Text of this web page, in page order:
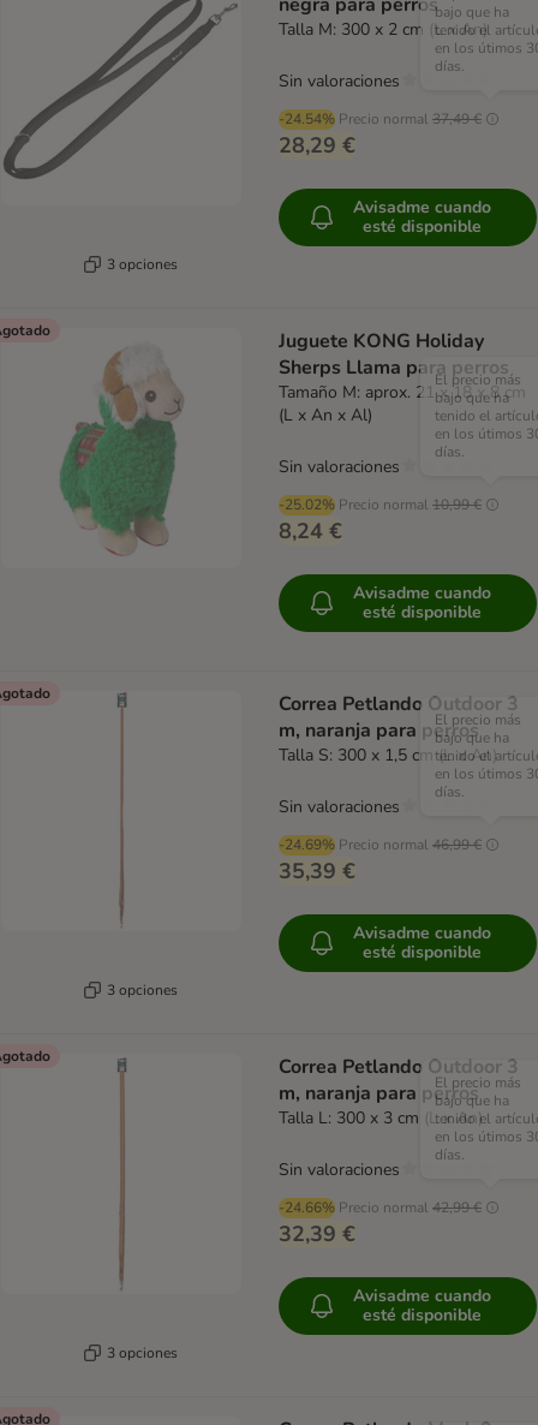
3 opciones
Talla M: 300 x 2 cm (L x An)
-24.54% Precio normal 37,49 €
bajo que ha
tenido el
en los útimos
días.
28,29 €
Sin valoraciones
Avisadme cuando
esté disponible
Juguete KONG Holiday
Sherps Llama para perros
Tamaño M: aprox. 21 x 18 x 8 cm
(L x An x Al)
-25.02% Precio normal 10,99 €
El precio más
bajo que ha
tenido el
en los útimos
días.
8,24 €
Sin valoraciones
Avisadme cuando
esté disponible
3 opciones
Correa Petlando Outdoor 3
m, naranja para perros
Talla S: 300 x 1,5 cm (L x An)
-24.69% Precio normal 46,99 €
El precio más
bajo que ha
tenido el
en los útimos
días.
35,39 €
Sin valoraciones
Avisadme cuando
esté disponible
3 opciones
Correa Petlando Outdoor 3
m, naranja para perros
Talla L: 300 x 3 cm (L x An)
-24.66% Precio normal 42,99 €
El precio más
bajo que ha
tenido el
en los útimos
días.
32,39 €
Sin valoraciones
Avisadme cuando
esté disponible